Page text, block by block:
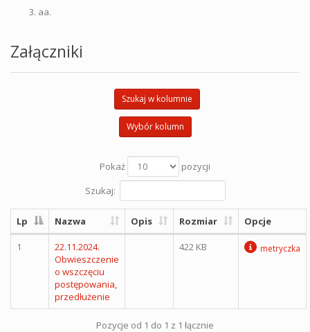
aa.
Załączniki
Szukaj w kolumnie
Wybór kolumn
Pokaż
pozycji
Szukaj:
Lp Nazwa Opis Rozmiar Opcje
1
22.11.2024.
Obwieszczenie
o wszczęciu
postępowania,
przedłużenie
422 KB metryczka
Pozycje od 1 do 1 z 1 łącznie